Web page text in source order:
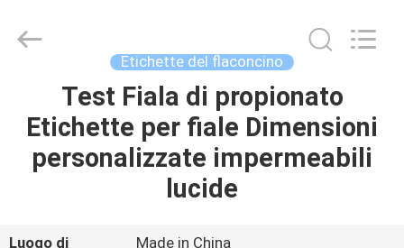
CASA
PRODOTTI
Industry
Etichette del flaconcino
Test Fiala di propionato
Etichette per fiale Dimensioni
personalizzate impermeabili
lucide
Luogo di
Made in China